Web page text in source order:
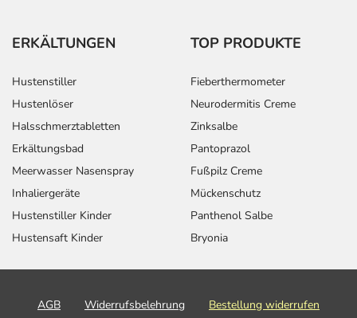
ERKÄLTUNGEN
Hustenstiller
Hustenlöser
Halsschmerztabletten
Erkältungsbad
Meerwasser Nasenspray
Inhaliergeräte
Hustenstiller Kinder
Hustensaft Kinder
TOP PRODUKTE
Fieberthermometer
Neurodermitis Creme
Zinksalbe
Pantoprazol
Fußpilz Creme
Mückenschutz
Panthenol Salbe
Bryonia
AGB Widerrufsbelehrung
Bestellung widerrufen